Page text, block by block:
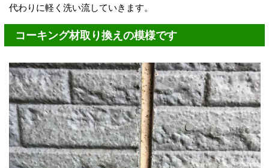
代わりに軽く洗い流していきます。
コーキング材取り換えの模様です